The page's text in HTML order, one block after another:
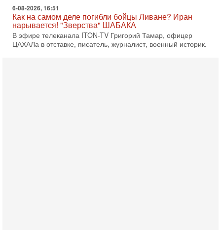
6-08-2026, 16:51
Как на самом деле погибли бойцы Ливане? Иран
нарывается! "Зверства" ШАБАКА
В эфире телеканала ITON-TV Григорий Тамар, офицер
ЦАХАЛа в отставке, писатель, журналист, военный историк.